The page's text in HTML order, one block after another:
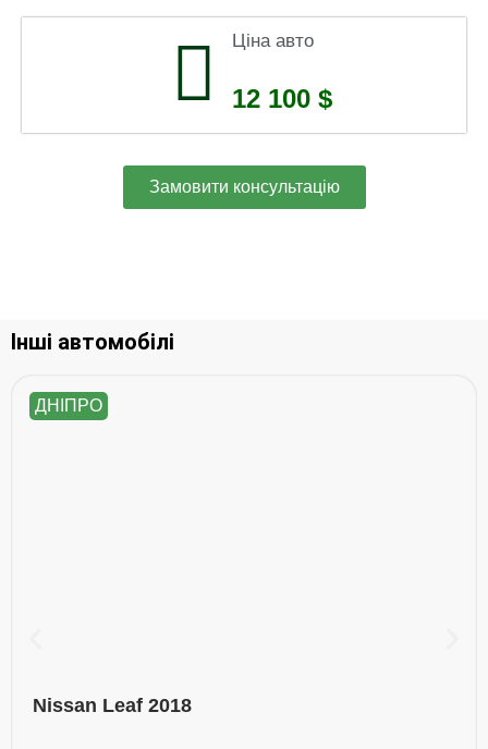
Ціна авто
12 100 $
Замовити консультацію
Інші автомобілі
Nissan Leaf 2018
ДНІПРО